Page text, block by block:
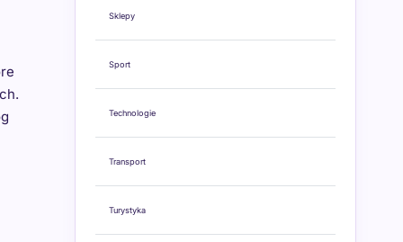
Sklepy
Sport
Technologie
Transport
Turystyka